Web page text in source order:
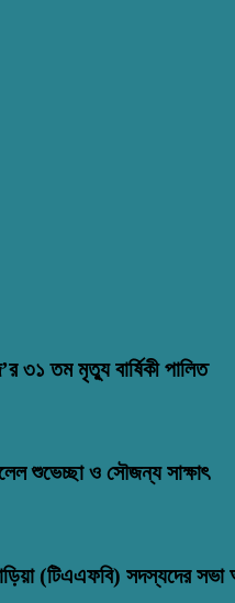
৩১ তম মৃত্যু বার্ষিকী পালিত
শুভেচ্ছা ও সৌজন্য সাক্ষাৎ
(টিএএফবি) সদস্যদের সভা